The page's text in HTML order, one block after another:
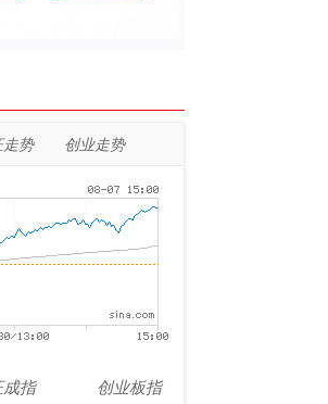
走势 创业走势
成指
创业板指